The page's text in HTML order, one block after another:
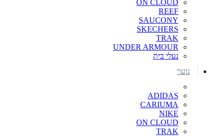
ON CLOUD
REEF
SAUCONY
SKECHERS
TRAK
UNDER ARMOUR
נעלי בית
נוער
ADIDAS
CARIUMA
NIKE
ON CLOUD
TRAK